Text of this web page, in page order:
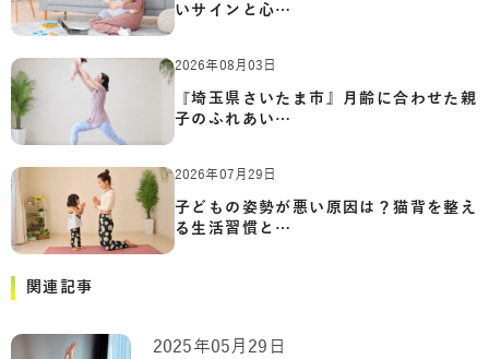
いサインと心…
2026年08月03日
『埼玉県さいたま市』月齢に合わせた親
子のふれあい…
2026年07月29日
子どもの姿勢が悪い原因は？猫背を整え
る生活習慣と…
関連記事
2025年05月29日